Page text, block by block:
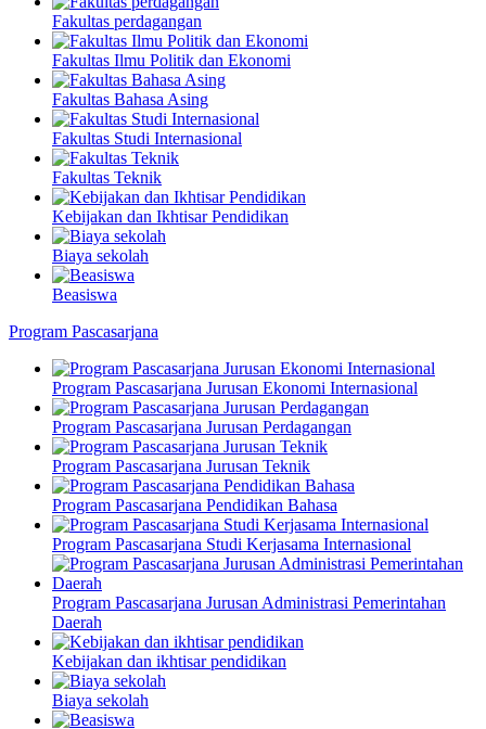
Fakultas perdagangan
Fakultas Ilmu Politik dan Ekonomi
Fakultas Bahasa Asing
Fakultas Studi Internasional
Fakultas Teknik
Kebijakan dan Ikhtisar Pendidikan
Biaya sekolah
Beasiswa
Program Pascasarjana
Program Pascasarjana Jurusan Ekonomi Internasional
Program Pascasarjana Jurusan Perdagangan
Program Pascasarjana Jurusan Teknik
Program Pascasarjana Pendidikan Bahasa
Program Pascasarjana Studi Kerjasama Internasional
Program Pascasarjana Jurusan Administrasi Pemerintahan
Daerah
Kebijakan dan ikhtisar pendidikan
Biaya sekolah